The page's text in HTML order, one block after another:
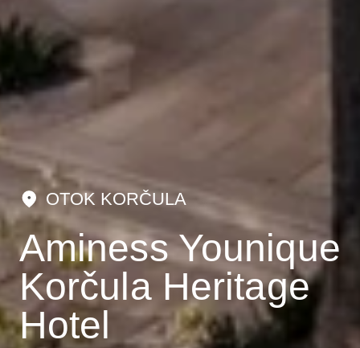
OTOK KORČULA
Aminess Younique
Korčula Heritage
Hotel